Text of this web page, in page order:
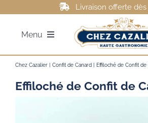
contenu
Livraison offerte dès
Menu
FOIE GRAS
Chez Cazalier Confit de Canard Effiloché de Confit de
Effiloché de Confit de